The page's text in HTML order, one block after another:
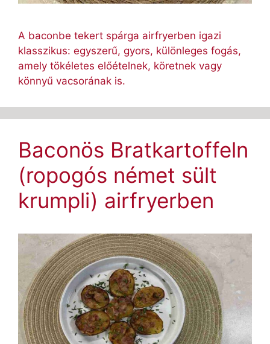
A baconbe tekert spárga airfryerben igazi
klasszikus: egyszerű, gyors, különleges fogás,
amely tökéletes előételnek, köretnek vagy
könnyű vacsorának is.
Baconös Bratkartoffeln
(ropogós német sült
krumpli) airfryerben